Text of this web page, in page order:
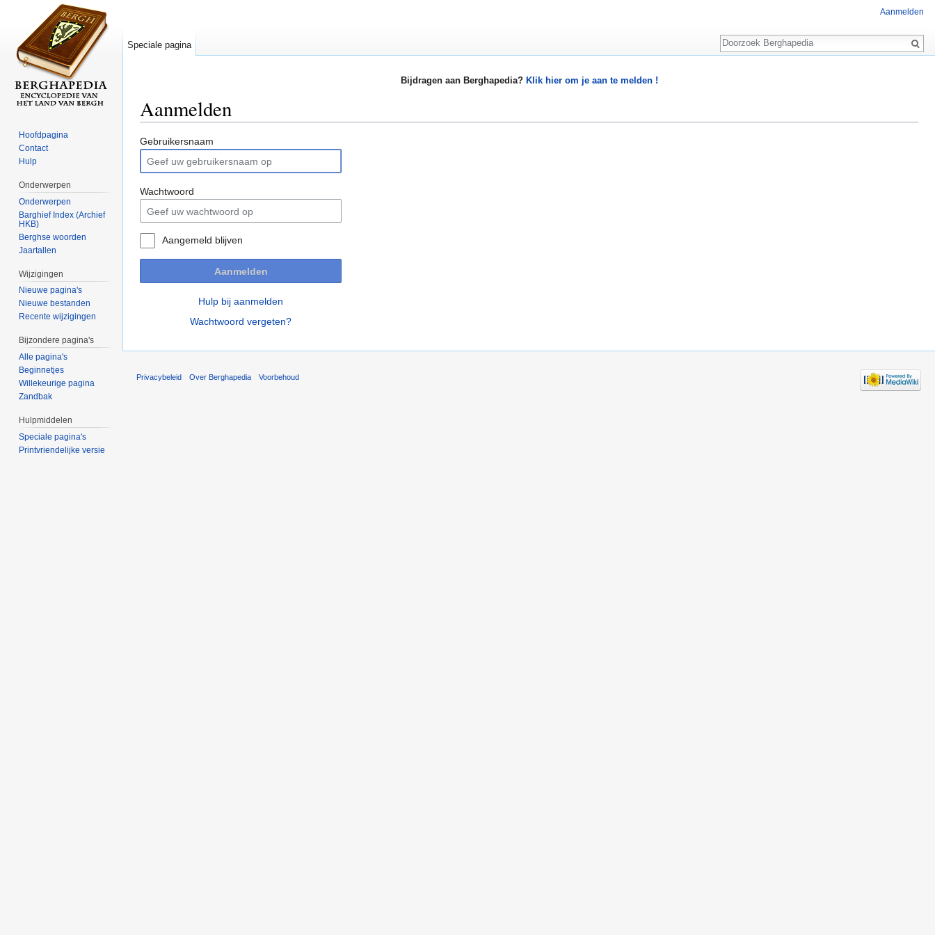
Bijdragen aan Berghapedia? Klik hier om je aan te melden !
Aanmelden
Gebruikersnaam
Wachtwoord
Aangemeld blijven
Aanmelden
Hulp bij aanmelden
Wachtwoord vergeten?
Aanmelden
Speciale pagina
Zoeken
Hoofdpagina
Contact
Hulp
Onderwerpen
Onderwerpen
Barghief Index (Archief
HKB)
Berghse woorden
Jaartallen
Wijzigingen
Nieuwe pagina's
Nieuwe bestanden
Recente wijzigingen
Bijzondere pagina's
Alle pagina's
Beginnetjes
Willekeurige pagina
Zandbak
Hulpmiddelen
Speciale pagina's
Printvriendelijke versie
Privacybeleid Over Berghapedia Voorbehoud